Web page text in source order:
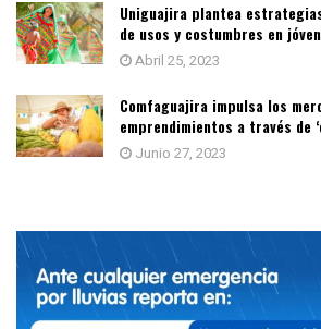
Uniguajira plantea
de usos y costumbres en
Abril 25, 2023
Comfaguajira impulsa los
emprendimientos a través de
Junio 27, 2023